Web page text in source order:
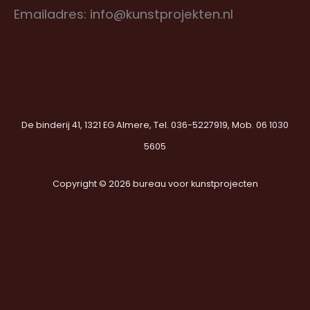
Emailadres: info@kunstprojekten.nl
De binderij 41, 1321 EG Almere, Tel. 036-5227919, Mob. 06 1030
5605
Copyright © 2026 bureau voor kunstprojecten